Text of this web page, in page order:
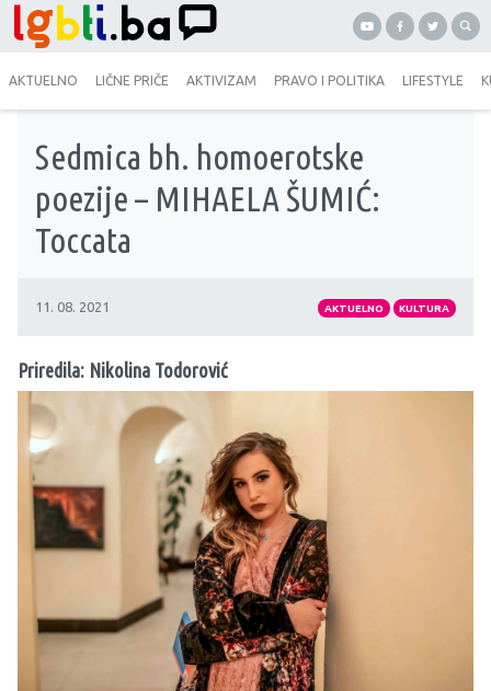
AKTUELNO LIČNE PRIČE AKTIVIZAM PRAVO I POLITIKA LIFESTYLE
Sedmica bh. homoerotske
poezije – MIHAELA ŠUMIĆ:
Toccata
11. 08. 2021 AKTUELNO KULTURA
Priredila: Nikolina Todorović